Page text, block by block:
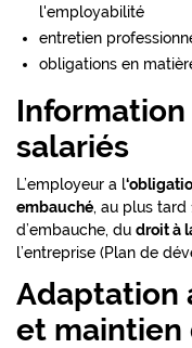
l'employabilité
entretien
obligations en
Information
salariés
L’employeur a l
embauché, au plus
d’embauche, du droit à
l’entreprise (Plan de
Adaptation
et maintien